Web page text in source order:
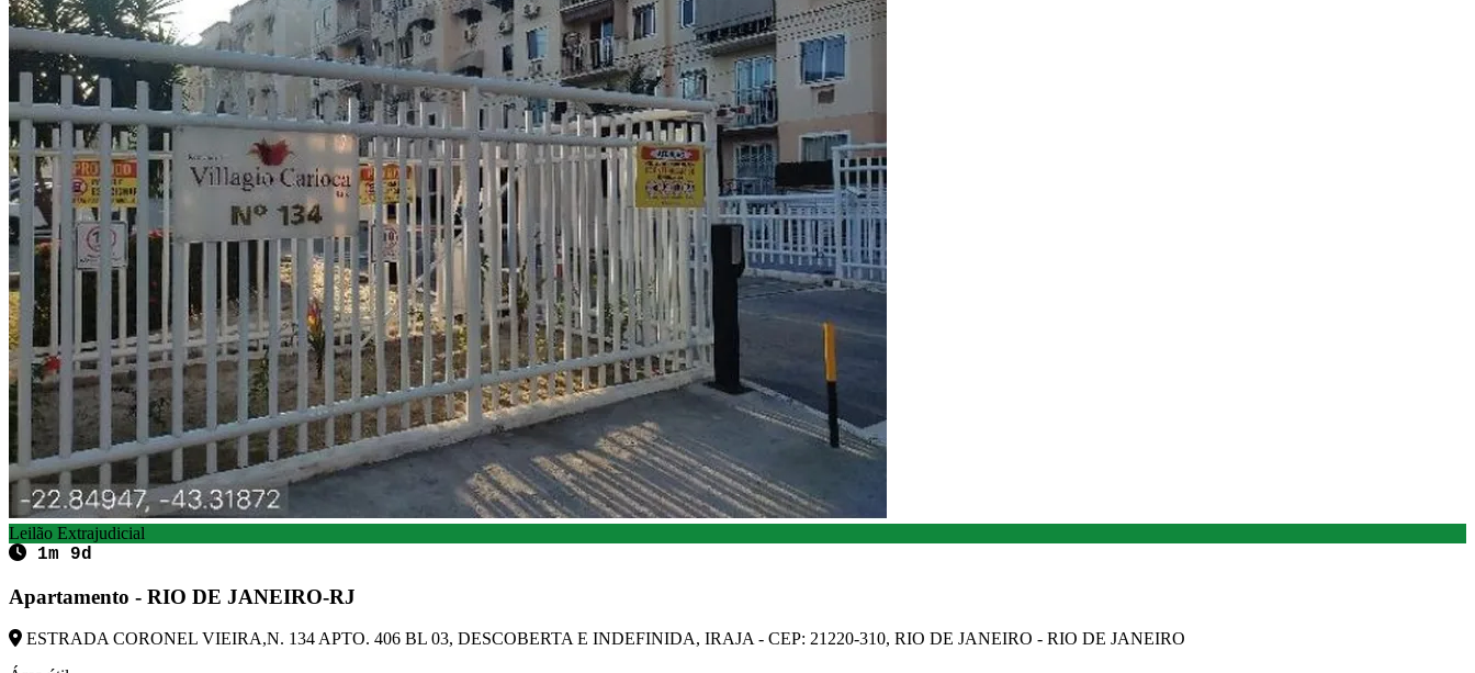
Leilão Extrajudicial
1m 9d
Apartamento - RIO DE JANEIRO-RJ
ESTRADA CORONEL VIEIRA,N. 134 APTO. 406 BL 03, DESCOBERTA E INDEFINIDA, IRAJA - CEP: 21220-310, RIO DE JANEIRO - RIO DE JANEIRO